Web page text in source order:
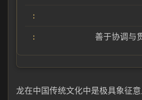
善于协调与
龙在中国传统文化中是极具象征